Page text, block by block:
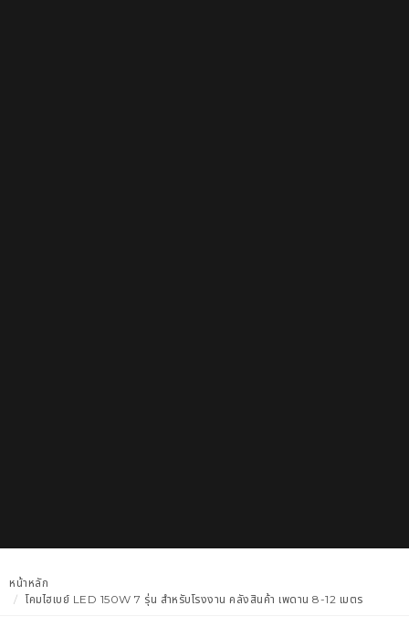
หน้าหลัก
โคมไฮเบย์ LED 150W 7 รุ่น สำหรับโรงงาน คลังสินค้า เพดาน 8-12 เมตร